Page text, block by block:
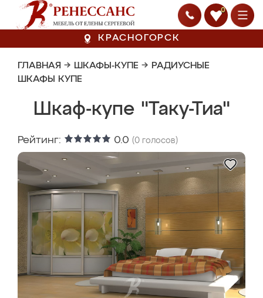
0
КРАСНОГОРСК
ГЛАВНАЯ → ШКАФЫ-КУПЕ → РАДИУСНЫЕ
ШКАФЫ КУПЕ
Шкаф-купе "Таку-Тиа"
Рейтинг: 0.0 (0 голосов)